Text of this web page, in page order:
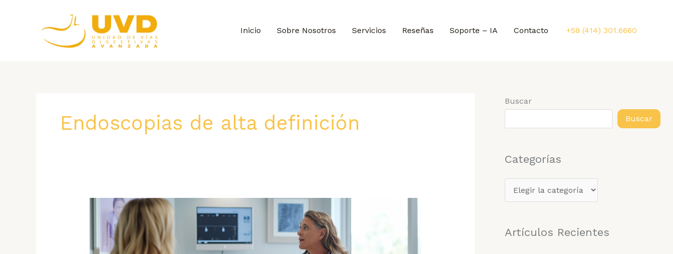
Inicio Sobre Nosotros Servicios Reseñas Soporte – IA Contacto +58 (414) 301.6660
Endoscopias de alta definición
Buscar
Buscar
Categorías
a
e
Artículos Recientes